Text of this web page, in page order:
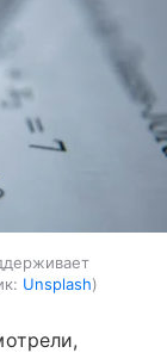
Unsplash